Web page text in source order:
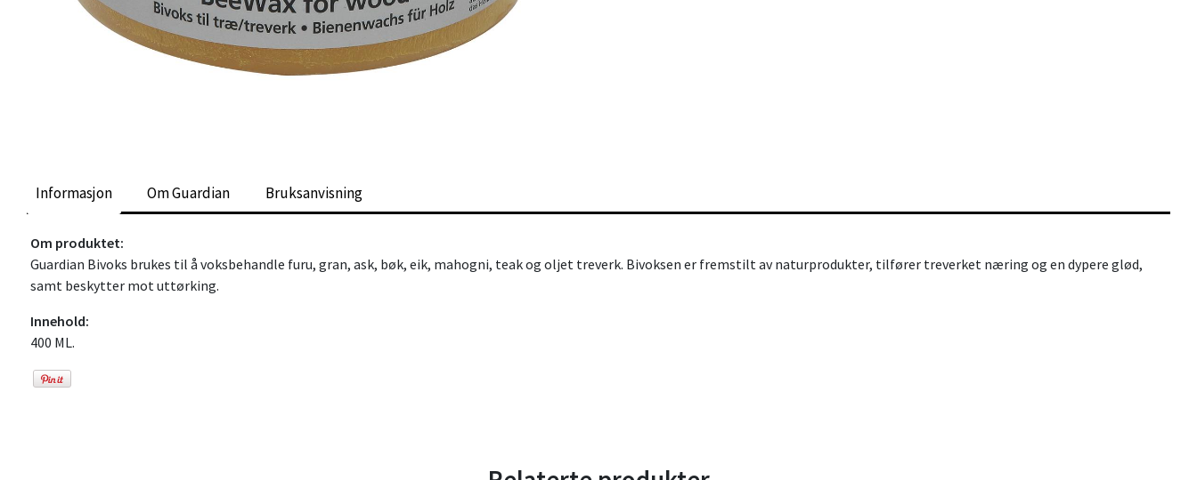
Informasjon Om Guardian Bruksanvisning
Om produktet:
Guardian Bivoks brukes til å voksbehandle furu, gran, ask, bøk, eik, mahogni, teak og oljet treverk. Bivoksen er fremstilt av naturprodukter, tilfører treverket næring og en dypere glød,
samt beskytter mot uttørking.
Innehold:
400 ML.